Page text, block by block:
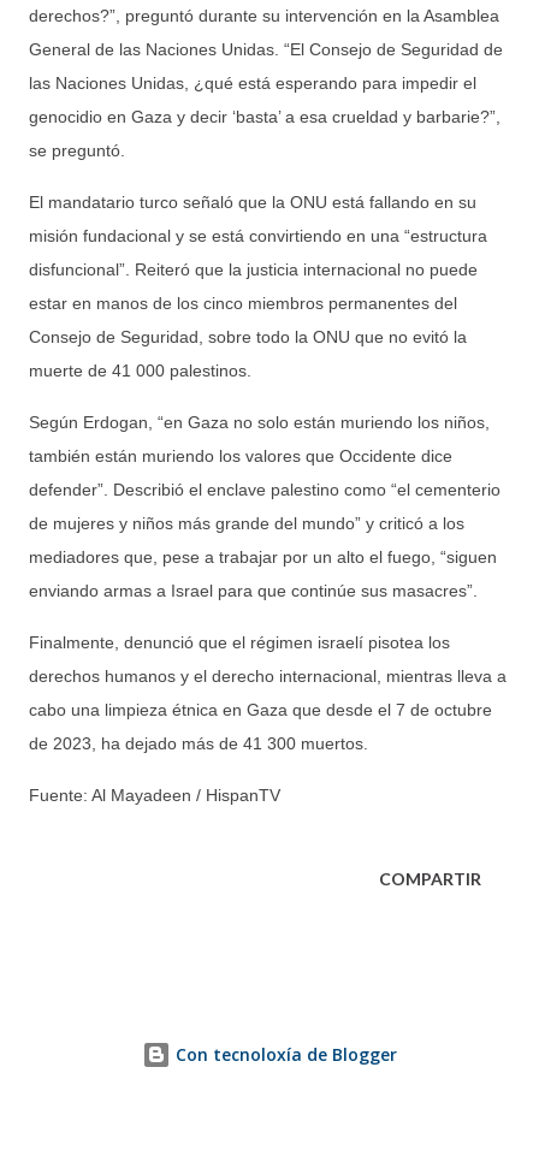
derechos?”, preguntó durante su intervención en la Asamblea
General de las Naciones Unidas. “El Consejo de Seguridad de
las Naciones Unidas, ¿qué está esperando para impedir el
genocidio en Gaza y decir ‘basta’ a esa crueldad y barbarie?”,
se preguntó.
El mandatario turco señaló que la ONU está fallando en su
misión fundacional y se está convirtiendo en una “estructura
disfuncional”. Reiteró que la justicia internacional no puede
estar en manos de los cinco miembros permanentes del
Consejo de Seguridad, sobre todo la ONU que no evitó la
muerte de 41 000 palestinos.
Según Erdogan, “en Gaza no solo están muriendo los niños,
también están muriendo los valores que Occidente dice
defender”. Describió el enclave palestino como “el cementerio
de mujeres y niños más grande del mundo” y criticó a los
mediadores que, pese a trabajar por un alto el fuego, “siguen
enviando armas a Israel para que continúe sus masacres”.
Finalmente, denunció que el régimen israelí pisotea los
derechos humanos y el derecho internacional, mientras lleva a
cabo una limpieza étnica en Gaza que desde el 7 de octubre
de 2023, ha dejado más de 41 300 muertos.
Fuente: Al Mayadeen / HispanTV
COMPARTIR
Con tecnoloxía de Blogger